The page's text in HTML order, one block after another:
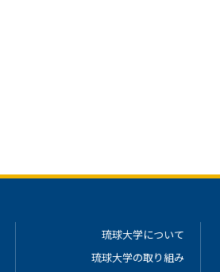
琉球大学について
琉球大学の取り組み